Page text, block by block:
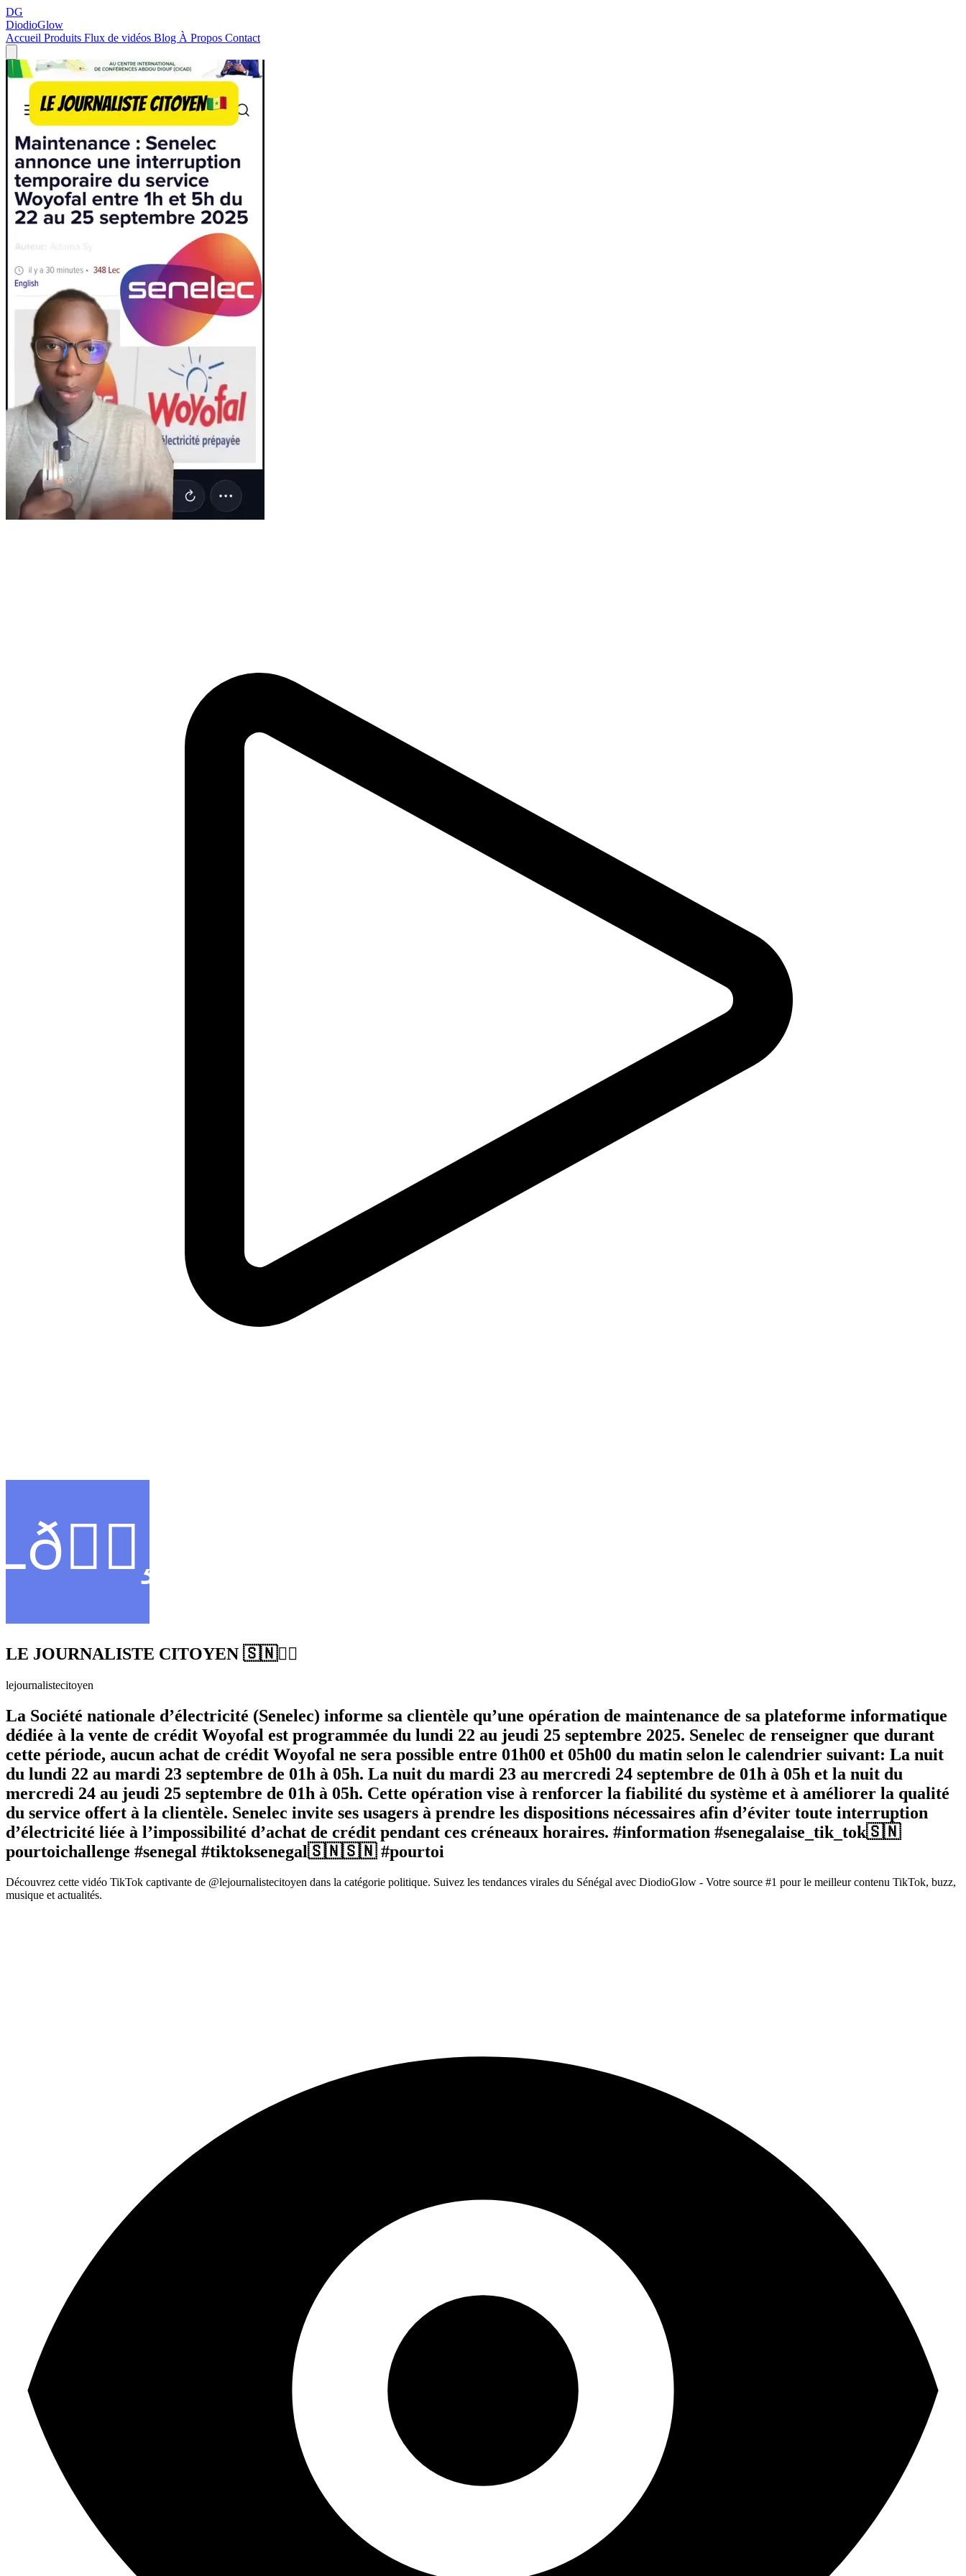
DG
DiodioGlow
Accueil Produits Flux de vidéos Blog À Propos Contact
LE JOURNALISTE CITOYEN 🇸🇳✊🏿
lejournalistecitoyen
La Société nationale d’électricité (Senelec) informe sa clientèle qu’une opération de maintenance de sa plateforme informatique
dédiée à la vente de crédit Woyofal est programmée du lundi 22 au jeudi 25 septembre 2025. Senelec de renseigner que durant
cette période, aucun achat de crédit Woyofal ne sera possible entre 01h00 et 05h00 du matin selon le calendrier suivant: La nuit
du lundi 22 au mardi 23 septembre de 01h à 05h. La nuit du mardi 23 au mercredi 24 septembre de 01h à 05h et la nuit du
mercredi 24 au jeudi 25 septembre de 01h à 05h. Cette opération vise à renforcer la fiabilité du système et à améliorer la qualité
du service offert à la clientèle. Senelec invite ses usagers à prendre les dispositions nécessaires afin d’éviter toute interruption
d’électricité liée à l’impossibilité d’achat de crédit pendant ces créneaux horaires. #information #senegalaise_tik_tok🇸🇳
pourtoichallenge #senegal #tiktoksenegal🇸🇳🇸🇳 #pourtoi
Découvrez cette vidéo TikTok captivante de @lejournalistecitoyen dans la catégorie politique. Suivez les tendances virales du Sénégal avec DiodioGlow - Votre source #1 pour le meilleur contenu TikTok, buzz,
musique et actualités.